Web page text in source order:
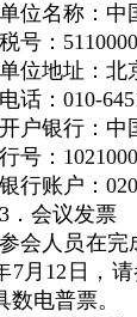
位名称：中
号：
位地址：北
话： 010-
户银行：中
号：
行账户：
．会议发票
会人员在完
7月 12 日，
数电普票。